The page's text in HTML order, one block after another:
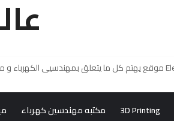
3D Printing مكتبه مهندسين كهرباء